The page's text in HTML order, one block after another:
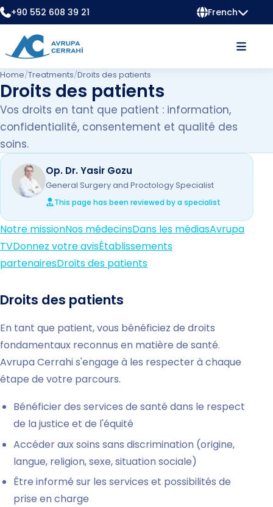
+90 552 608 39 21 French
Home/Treatments/Droits des patients
Droits des patients
Vos droits en tant que patient : information,
confidentialité, consentement et qualité des
soins.
Op. Dr. Yasir Gozu
General Surgery and Proctology Specialist
This page has been reviewed by a specialist
Notre missionNos médecinsDans les médiasAvrupa
TVDonnez votre avisÉtablissements
partenairesDroits des patients
Droits des patients
En tant que patient, vous bénéficiez de droits
fondamentaux reconnus en matière de santé.
Avrupa Cerrahi s'engage à les respecter à chaque
étape de votre parcours.
Bénéficier des services de santé dans le respect
de la justice et de l'équité
Accéder aux soins sans discrimination (origine,
langue, religion, sexe, situation sociale)
Être informé sur les services et possibilités de
prise en charge